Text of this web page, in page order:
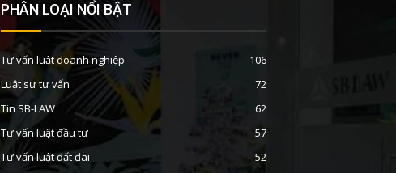
PHÂN LOẠI NỔI BẬT
Tư vấn luật doanh nghiệp
106
Luật sư tư vấn
72
Tin SB-LAW
62
Tư vấn luật đầu tư
57
Tư vấn luật đất đai
52